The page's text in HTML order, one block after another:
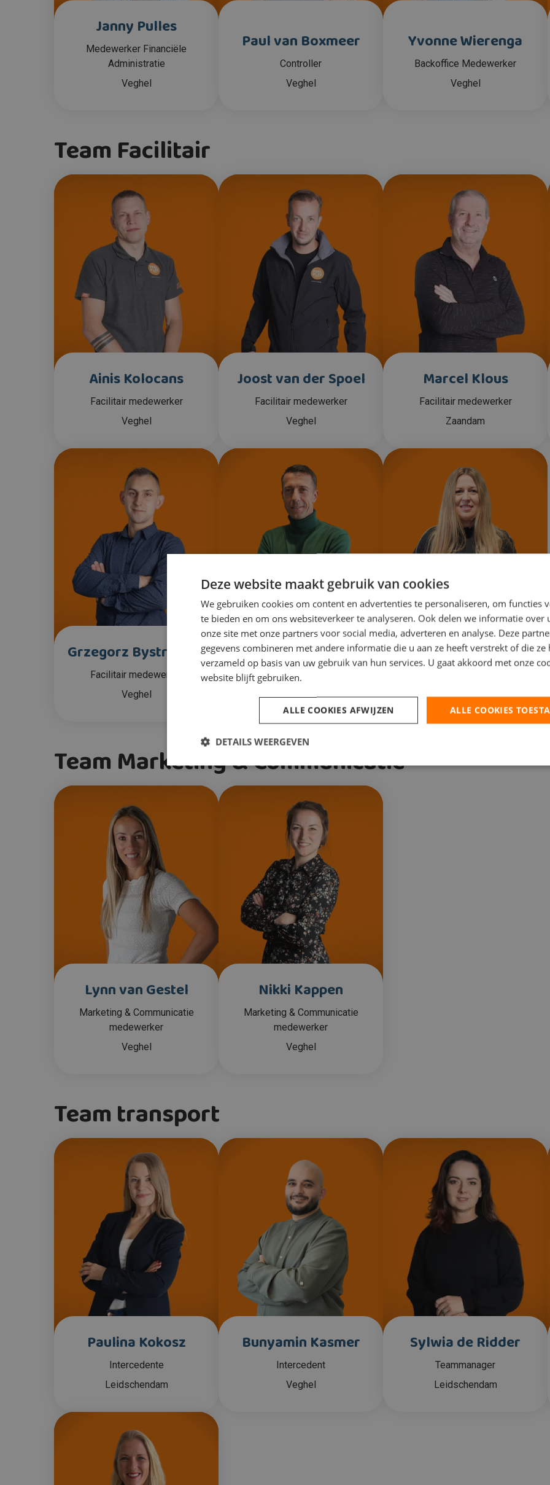
Janny Pulles
Medewerker Financiële
Administratie
Veghel
Paul van Boxmeer
Controller
Veghel
Yvonne Wierenga
Backoffice Medewerker
Veghel
Team Facilitair
Ainis Kolocans
Facilitair medewerker
Veghel
Joost van der Spoel
Facilitair medewerker
Veghel
Marcel Klous
Facilitair medewerker
Zaandam
Grzegorz Bystrowski
Facilitair medewerker
Veghel
Vladimir Siler
Facilitair Medewerker
Veghel
Kasia Jaskolska
Veghel
Team Marketing & Communicatie
Lynn van Gestel
Marketing & Communicatie
medewerker
Veghel
Nikki Kappen
Marketing & Communicatie
medewerker
Veghel
Team transport
Paulina Kokosz
Intercedente
Leidschendam
Bunyamin Kasmer
Intercedent
Veghel
Sylwia de Ridder
Teammanager
Leidschendam
Deze website maakt gebruik van cookies
We gebruiken cookies om content en advertenties te personaliseren, om functies
te bieden en om ons websiteverkeer te analyseren. Ook delen we informatie over
onze site met onze partners voor social media, adverteren en analyse. Deze
gegevens combineren met andere informatie die u aan ze heeft verstrekt of die ze
verzameld op basis van uw gebruik van hun services. U gaat akkoord met onze
website blijft gebruiken.
ALLE COOKIES
ALLE COOKIES AFWIJZEN
DETAILS WEERGEVEN